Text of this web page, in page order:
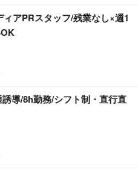
アPRスタッフ/残業なし×週1
導/8h勤務/シフト制・直行直